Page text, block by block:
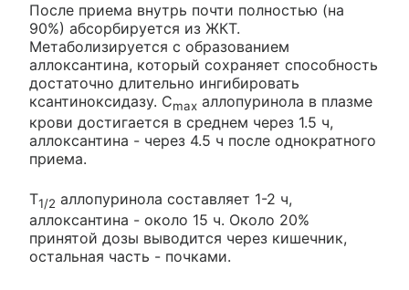
После приема внутрь почти полностью (на
90%) абсорбируется из ЖКТ.
Метаболизируется с образованием
аллоксантина, который сохраняет способность
достаточно длительно ингибировать
ксантиноксидазу. Cmax аллопуринола в плазме
крови достигается в среднем через 1.5 ч,
аллоксантина - через 4.5 ч после однократного
приема.
T1/2 аллопуринола составляет 1-2 ч,
аллоксантина - около 15 ч. Около 20%
принятой дозы выводится через кишечник,
остальная часть - почками.